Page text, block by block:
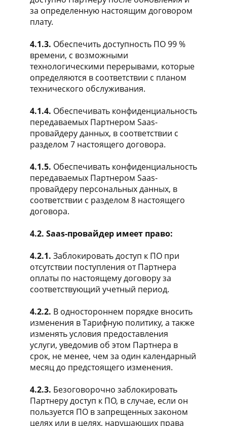
за определенную настоящим договором
плату.
4.1.3. Обеспечить доступность ПО 99 %
времени, с возможными
технологическими перерывами, которые
определяются в соответствии с планом
технического обслуживания.
4.1.4. Обеспечивать конфиденциальность
передаваемых Партнером Saas-
провайдеру данных, в соответствии с
разделом 7 настоящего договора.
4.1.5. Обеспечивать конфиденциальность
передаваемых Партнером Saas-
провайдеру персональных данных, в
соответствии с разделом 8 настоящего
договора.
4.2. Saas-провайдер имеет право:
4.2.1. Заблокировать доступ к ПО при
отсутствии поступления от Партнера
оплаты по настоящему договору за
соответствующий учетный период.
4.2.2. В одностороннем порядке вносить
изменения в Тарифную политику, а также
изменять условия предоставления
услуги, уведомив об этом Партнера в
срок, не менее, чем за один календарный
месяц до предстоящего изменения.
4.2.3. Безоговорочно заблокировать
Партнеру доступ к ПО, в случае, если он
пользуется ПО в запрещенных законом
целях или в целях, нарушающих права